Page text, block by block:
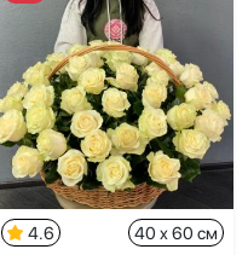
4.6 40 x 60 см